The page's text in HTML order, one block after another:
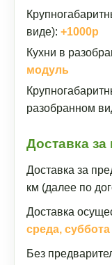
виде): +1000р
Кухни в
модуль
разобранном
Доставка
Доставка за
км (далее по
Доставка
среда, суббота
Без